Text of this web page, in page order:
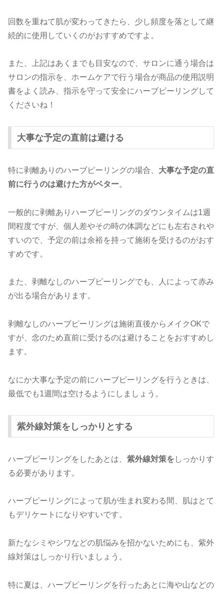
回数を重ねて肌が変わってきたら、少し頻度を落として継
続的に使用していくのがおすすめですよ。
また、上記はあくまでも目安なので、サロンに通う場合は
サロンの指示を、ホームケアで行う場合が商品の使用説明
書をよく読み、指示を守って安全にハーブピーリングして
くださいね！
大事な予定の直前は避ける
特に剥離ありのハーブピーリングの場合、 大事な予定の直
前に行うのは避けた方がベター。
一般的に剥離ありハーブピーリングのダウンタイムは1週
間程度ですが、個人差やその時の体調などにも左右されや
すいので、予定の前は余裕を持って施術を受けるのがおす
すめです。
また、剥離なしのハーブピーリングでも、人によって赤み
が出る場合があります。
剥離なしのハーブピーリングは施術直後からメイクOKで
すが、念のため直前に受けるのは避けることをおすすめし
ます。
なにか大事な予定の前にハーブピーリングを行うときは、
最低でも1週間は空けるようにしましょう。
紫外線対策をしっかりとする
ハーブピーリングをしたあとは、 紫外線対策を しっかりす
る必要があります。
ハーブピーリングによって肌が生まれ変わる間、肌はとて
もデリケートになりやすいです。
新たなシミやシワなどの肌悩みを招かないためにも、紫外
線対策はしっかり行いましょう。
特に夏は、ハーブピーリングを行ったあとに海や山などの